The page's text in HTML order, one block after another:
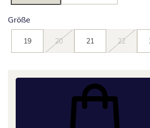
Größe
19 20 21 22